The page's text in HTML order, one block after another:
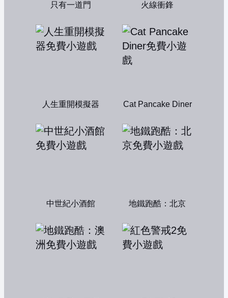
只有一道門 火線衝鋒
人生重開模擬器 Cat Pancake Diner
中世紀小酒館 地鐵跑酷：北京